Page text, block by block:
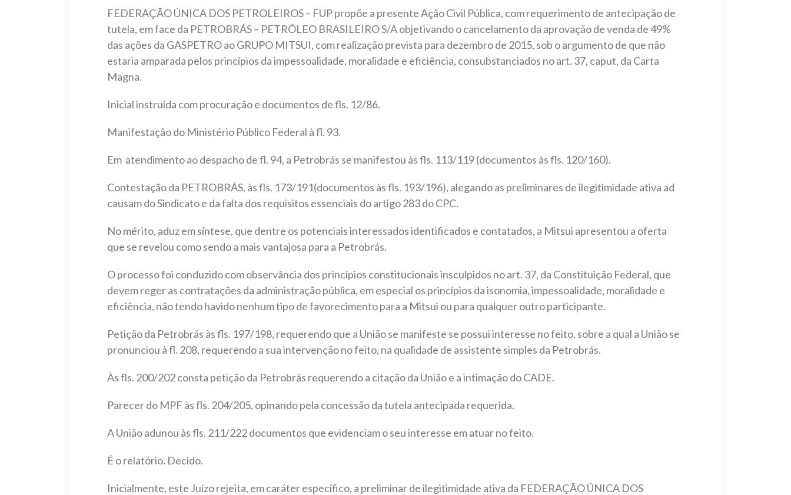
FEDERAÇÃO ÚNICA DOS PETROLEIROS – FUP propõe a presente Ação Civil Pública, com requerimento de antecipação de
tutela, em face da PETROBRÁS – PETRÓLEO BRASILEIRO S/A objetivando o cancelamento da aprovação de venda de 49%
das ações da GASPETRO ao GRUPO MITSUI, com realização prevista para dezembro de 2015, sob o argumento de que não
estaria amparada pelos princípios da impessoalidade, moralidade e eficiência, consubstanciados no art. 37, caput, da Carta
Magna.
Inicial instruída com procuração e documentos de fls. 12/86.
Manifestação do Ministério Público Federal à fl. 93.
Em atendimento ao despacho de fl. 94, a Petrobrás se manifestou às fls. 113/119 (documentos às fls. 120/160).
Contestação da PETROBRÁS, às fls. 173/191(documentos às fls. 193/196), alegando as preliminares de ilegitimidade ativa ad
causam do Sindicato e da falta dos requisitos essenciais do artigo 283 do CPC.
No mérito, aduz em síntese, que dentre os potenciais interessados identificados e contatados, a Mitsui apresentou a oferta
que se revelou como sendo a mais vantajosa para a Petrobrás.
O processo foi conduzido com observância dos princípios constitucionais insculpidos no art. 37, da Constituição Federal, que
devem reger as contratações da administração pública, em especial os princípios da isonomia, impessoalidade, moralidade e
eficiência, não tendo havido nenhum tipo de favorecimento para a Mitsui ou para qualquer outro participante.
Petição da Petrobrás às fls. 197/198, requerendo que a União se manifeste se possui interesse no feito, sobre a qual a União se
pronunciou à fl. 208, requerendo a sua intervenção no feito, na qualidade de assistente simples da Petrobrás.
Às fls. 200/202 consta petição da Petrobrás requerendo a citação da União e a intimação do CADE.
Parecer do MPF às fls. 204/205, opinando pela concessão da tutela antecipada requerida.
A União adunou às fls. 211/222 documentos que evidenciam o seu interesse em atuar no feito.
É o relatório. Decido.
Inicialmente, este Juízo rejeita, em caráter específico, a preliminar de ilegitimidade ativa da FEDERAÇÃO ÚNICA DOS